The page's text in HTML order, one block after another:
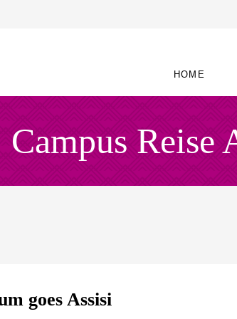
HOME
Campus Reise
goes Assisi